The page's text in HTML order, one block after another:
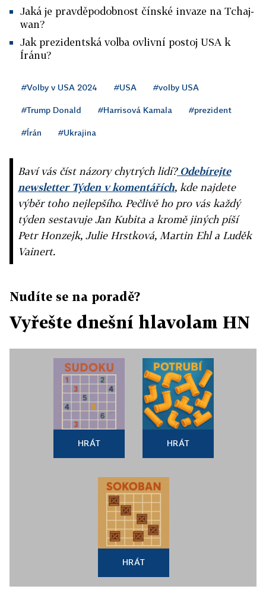
Jaká je pravděpodobnost čínské invaze na Tchaj-
wan?
Jak prezidentská volba ovlivní postoj USA k
Íránu?
#Volby v USA 2024 #USA #volby USA
#Trump Donald #Harrisová Kamala #prezident
#Írán #Ukrajina
Baví vás číst názory chytrých lidí?Odebírejte
newsletter Týden v komentářích, kde najdete
výběr toho nejlepšího. Pečlivě ho pro vás každý
týden sestavuje Jan Kubita a kromě jiných píší
Petr Honzejk, Julie Hrstková, Martin Ehl a Luděk
Vainert.
Nudíte se na poradě?
Vyřešte dnešní hlavolam HN
HRÁT HRÁT
HRÁT